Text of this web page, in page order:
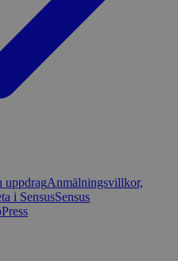
uppdragAnmälningsvillkor,
i SensusSensus
Press